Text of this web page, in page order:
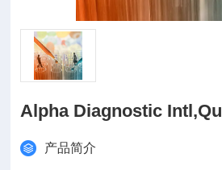
Alpha Diagnostic
产品简介